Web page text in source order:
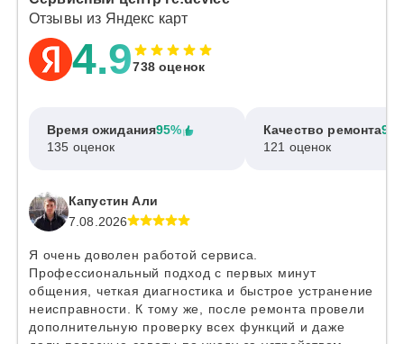
Отзывы из Яндекс карт
4.9738 оценок
Время ожидания95%
135 оценок
Качество ремонта
121 оценок
Капустин Али
7.08.2026
Я очень доволен работой сервиса.
Профессиональный подход с первых минут
общения, четкая диагностика и быстрое устранение
неисправности. К тому же, после ремонта провели
дополнительную проверку всех функций и даже